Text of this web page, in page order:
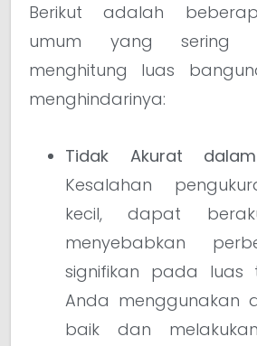
Berikut adalah
umum yang sering
menghitung luas
menghindarinya:
Tidak Akurat dalam
Kesalahan
kecil, dapat
menyebabkan
signifikan pada luas
Anda menggunakan
baik dan